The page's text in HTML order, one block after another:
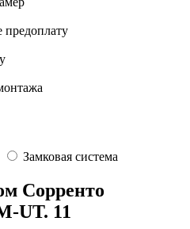
предоплату
Замковая система
Сорренто
UT. 11